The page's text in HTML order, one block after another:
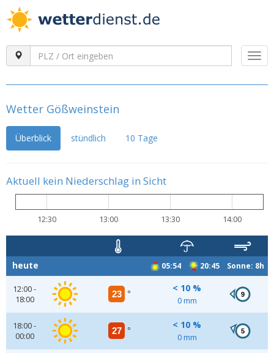
Wetter Gößweinstein
Überblick stündlich 10 Tage
Aktuell kein Niederschlag in Sicht
12:30 13:00 13:30 14:00
05:54 20:45 Sonne: 8h
heute
12:00 -
18:00
23 °
< 10 %
0 mm
9
18:00 -
00:00
27 °
< 10 %
0 mm
5